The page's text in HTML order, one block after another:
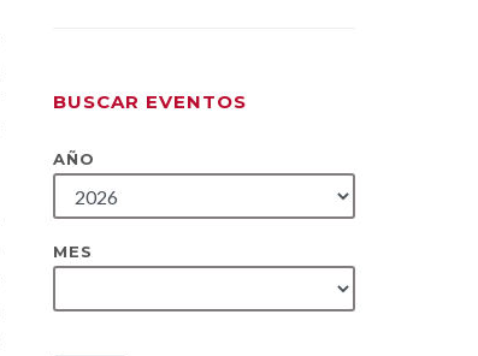
BUSCAR EVENTOS
AÑO
MES